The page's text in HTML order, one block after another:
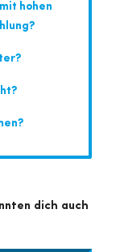
hohen
dich auch